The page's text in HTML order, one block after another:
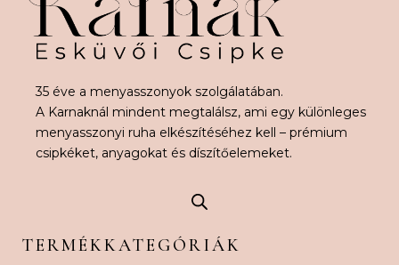
35 éve a menyasszonyok szolgálatában.
A Karnaknál mindent megtalálsz, ami egy különleges
menyasszonyi ruha elkészítéséhez kell – prémium
csipkéket, anyagokat és díszítőelemeket.
TERMÉKKATEGÓRIÁK